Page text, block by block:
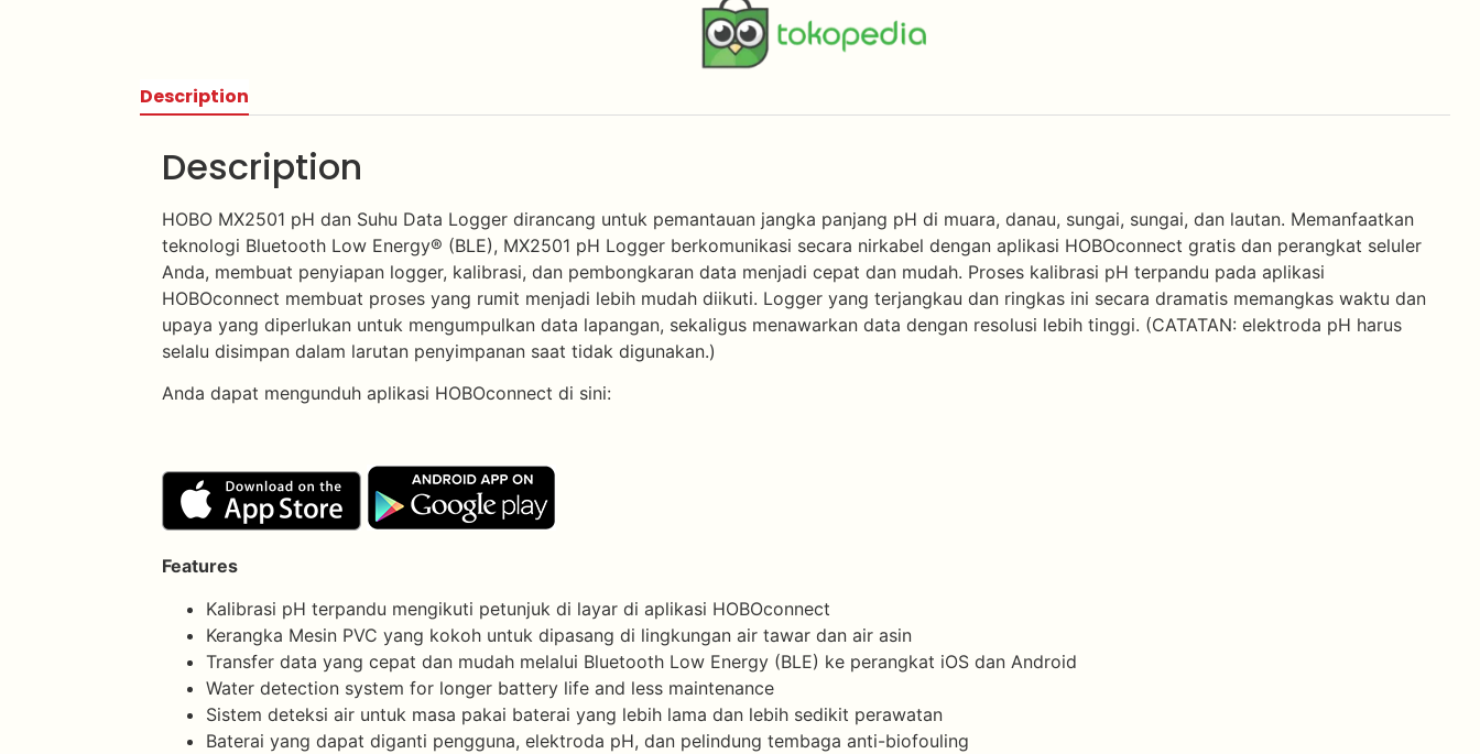
Description
Description
HOBO MX2501 pH dan Suhu Data Logger dirancang untuk pemantauan jangka panjang pH di muara, danau, sungai, sungai, dan lautan. Memanfaatkan
teknologi Bluetooth Low Energy® (BLE), MX2501 pH Logger berkomunikasi secara nirkabel dengan aplikasi HOBOconnect gratis dan perangkat seluler
Anda, membuat penyiapan logger, kalibrasi, dan pembongkaran data menjadi cepat dan mudah. Proses kalibrasi pH terpandu pada aplikasi
HOBOconnect membuat proses yang rumit menjadi lebih mudah diikuti. Logger yang terjangkau dan ringkas ini secara dramatis memangkas waktu dan
upaya yang diperlukan untuk mengumpulkan data lapangan, sekaligus menawarkan data dengan resolusi lebih tinggi. (CATATAN: elektroda pH harus
selalu disimpan dalam larutan penyimpanan saat tidak digunakan.)
Anda dapat mengunduh aplikasi HOBOconnect di sini:
Features
Kalibrasi pH terpandu mengikuti petunjuk di layar di aplikasi HOBOconnect
Kerangka Mesin PVC yang kokoh untuk dipasang di lingkungan air tawar dan air asin
Transfer data yang cepat dan mudah melalui Bluetooth Low Energy (BLE) ke perangkat iOS dan Android
Water detection system for longer battery life and less maintenance
Sistem deteksi air untuk masa pakai baterai yang lebih lama dan lebih sedikit perawatan
Baterai yang dapat diganti pengguna, elektroda pH, dan pelindung tembaga anti-biofouling